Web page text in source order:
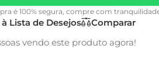
é 100% segura, compre com
Lista de Desejos
Comparar
vendo este produto agora!